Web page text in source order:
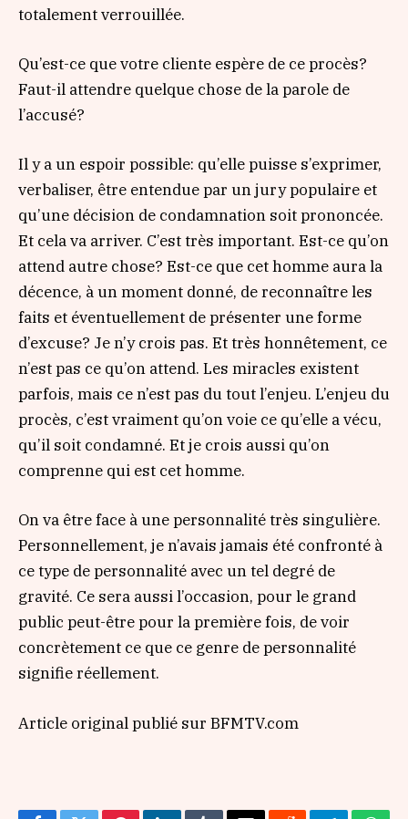
totalement verrouillée.
Qu’est-ce que votre cliente espère de ce procès?
Faut-il attendre quelque chose de la parole de
l’accusé?
Il y a un espoir possible: qu’elle puisse s’exprimer,
verbaliser, être entendue par un jury populaire et
qu’une décision de condamnation soit prononcée.
Et cela va arriver. C’est très important. Est-ce qu’on
attend autre chose? Est-ce que cet homme aura la
décence, à un moment donné, de reconnaître les
faits et éventuellement de présenter une forme
d’excuse? Je n’y crois pas. Et très honnêtement, ce
n’est pas ce qu’on attend. Les miracles existent
parfois, mais ce n’est pas du tout l’enjeu. L’enjeu du
procès, c’est vraiment qu’on voie ce qu’elle a vécu,
qu’il soit condamné. Et je crois aussi qu’on
comprenne qui est cet homme.
On va être face à une personnalité très singulière.
Personnellement, je n’avais jamais été confronté à
ce type de personnalité avec un tel degré de
gravité. Ce sera aussi l’occasion, pour le grand
public peut-être pour la première fois, de voir
concrètement ce que ce genre de personnalité
signifie réellement.
Article original publié sur BFMTV.com